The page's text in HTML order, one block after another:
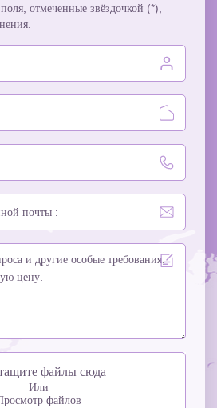
отмеченные звёздочкой (*),
файлы сюда
Или
файлов